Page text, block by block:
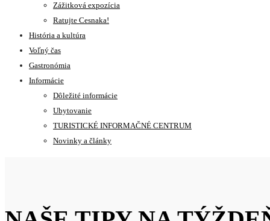
Zážitková expozícia
Ratujte Cesnaka!
História a kultúra
Voľný čas
Gastronómia
Informácie
Dôležité informácie
Ubytovanie
TURISTICKÉ INFORMAČNÉ CENTRUM
Novinky a články